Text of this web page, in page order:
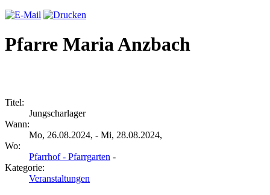
Pfarre Maria Anzbach
Titel:
Jungscharlager
Wann:
Mo, 26.08.2024, - Mi, 28.08.2024,
Wo:
Pfarrhof - Pfarrgarten -
Kategorie:
Veranstaltungen